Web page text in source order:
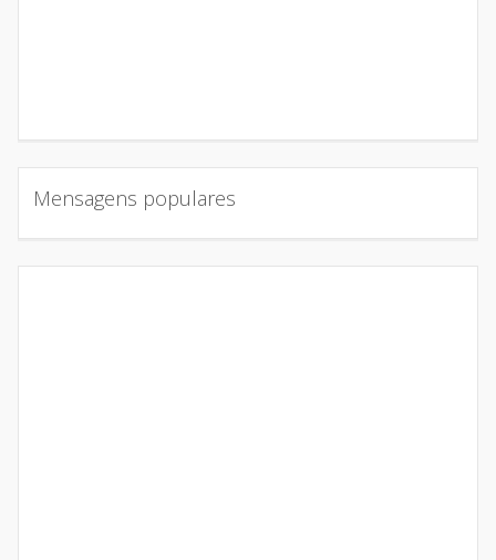
Mensagens populares